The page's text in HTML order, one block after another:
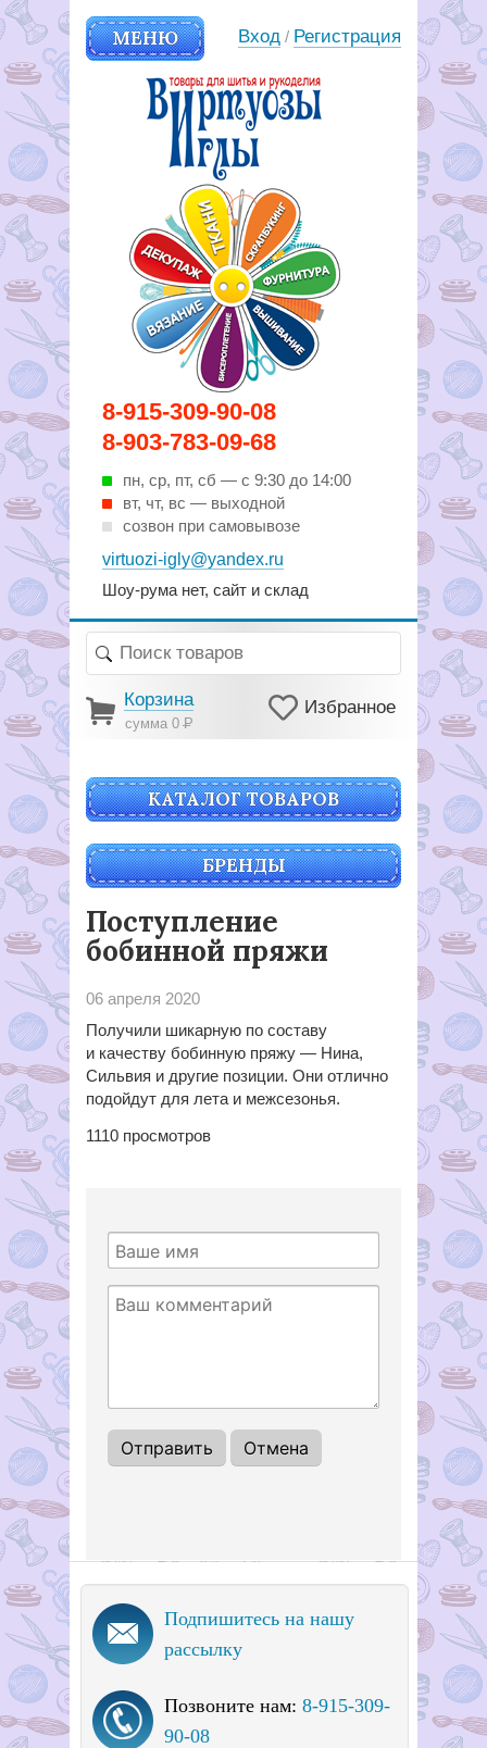
8-915-309-90-08
8-903-783-09-68
пн, ср, пт, cб — с 9:30 до 14:00
вт, чт, вс — выходной
созвон при самовывозе
virtuozi-igly@yandex.ru
Шоу-рума нет, сайт и склад
МЕНЮ
Вирутозы иглы. Товары для
шитья и рукоделья
Вход / Регистрация
Корзина
сумма 0Р
Избранное
КАТАЛОГ ТОВАРОВ
БРЕНДЫ
Поступление
бобинной пряжи
06 апреля 2020
Получили шикарную по составу
и качеству бобинную пряжу — Нина,
Сильвия и другие позиции. Они отлично
подойдут для лета и межсезонья.
1110 просмотров
Подпишитесь на нашу
рассылку
Позвоните нам: 8-915-309-
90-08